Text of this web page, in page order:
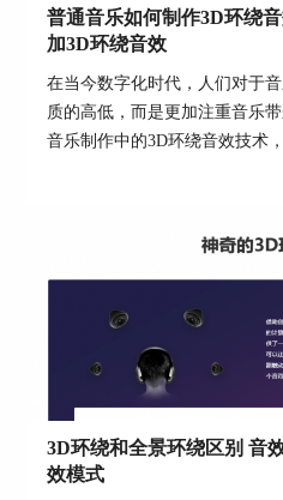
图5：选择Boom
第五、选择Boom 3D音效
在练习英语四六级听力时
音和听到清晰的人声。这
3D的“Vocals”音效预设模
达到更佳的练习听力体验
普通音乐如何制作3D环绕
加3D环绕音效
在当今数字化时代，人们对于
质的高低，而是更加注重音乐
音乐制作中的3D环绕音效技术
临其境的音响环境，使得每个
3D环绕和全景环绕区别 音
效模式